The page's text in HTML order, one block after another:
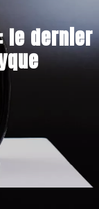
le dernier